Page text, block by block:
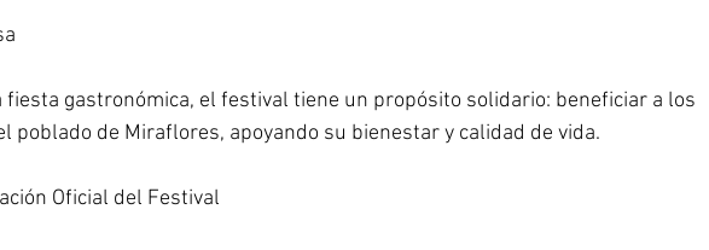
fiesta gastronómica, el festival tiene un propósito solidario: beneficiar a los
poblado de Miraflores, apoyando su bienestar y calidad de vida.
Oficial del Festival